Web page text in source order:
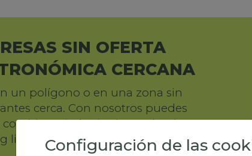
SIN OFERTA
CERCANA
un polígono o en una zona sin
cerca. Con nosotros puedes
comida variada sin depender de
limitado ni largas colas.
Configuración de las